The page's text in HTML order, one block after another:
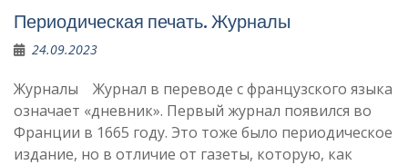
Периодическая печать. Журналы
24.09.2023
Журналы Журнал в переводе с французского языка
означает «дневник». Первый журнал появился во
Франции в 1665 году. Это тоже было периодическое
издание, но в отличие от газеты, которую, как